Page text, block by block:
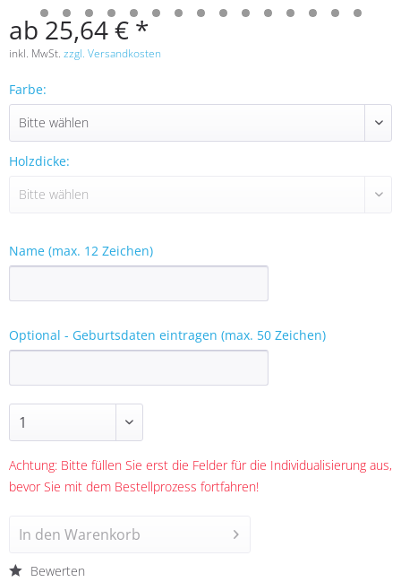
ab 25,64 € *
inkl. MwSt. zzgl. Versandkosten
Farbe:
Holzdicke:
Name (max. 12 Zeichen)
Optional - Geburtsdaten eintragen (max. 50 Zeichen)
Achtung: Bitte füllen Sie erst die Felder für die Individualisierung aus,
bevor Sie mit dem Bestellprozess fortfahren!
In den Warenkorb
Bewerten